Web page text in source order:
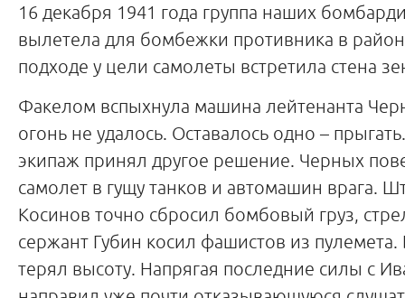
16 декабря 1941 года группа наших
вылетела для бомбежки противника в
подходе у цели самолеты встретила стена
Факелом вспыхнула машина лейтенанта
огонь не удалось. Оставалось одно –
экипаж принял другое решение. Черных
самолет в гущу танков и автомашин врага.
Косинов точно сбросил бомбовый груз,
сержант Губин косил фашистов из
терял высоту. Напрягая последние силы с